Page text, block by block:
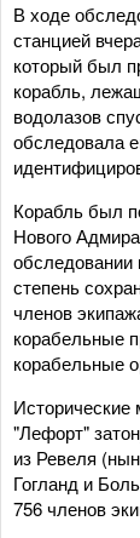
В ходе
станцией
который был
корабль,
водолазов
обследовала
Корабль был
Нового
обследовании
степень
членов
корабельные
корабельные
"Лефорт"
из Ревеля
Гогланд и
756 членов